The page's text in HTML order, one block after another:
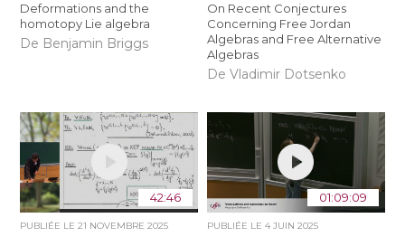
Deformations and the
homotopy Lie algebra
De Benjamin Briggs
On Recent Conjectures
Concerning Free Jordan
Algebras and Free Alternative
Algebras
De Vladimir Dotsenko
42:46
PUBLIÉE LE21 NOVEMBRE 2025
01:09:09
PUBLIÉE LE 4 JUIN 2025